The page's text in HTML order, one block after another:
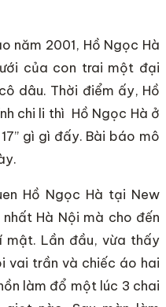
năm 2001, Hồ Ngọc Hà
của con trai một đại
dâu. Thời điểm ấy, Hồ
chi li thì Hồ Ngọc Hà ở
gì gì đấy. Bài báo mô
Hồ Ngọc Hà tại New
Hà Nội mà cho đến
mật. Lần đầu, vừa thấy
vai trần và chiếc áo hai
làm đổ một lúc 3 chai